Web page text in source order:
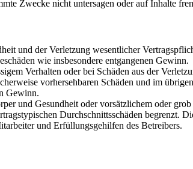
Zwecke nicht untersagen oder auf Inhalte
und der Verletzung wesentlicher
wie insbesondere entgangenen Gewinn.
Verhalten oder bei Schäden aus der
vorhersehbaren Schäden und im
Gewinn.
und Gesundheit oder vorsätzlichem oder
Durchschnittsschäden begrenzt.
und Erfüllungsgehilfen des Betreibers.